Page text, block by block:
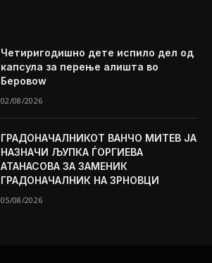
Четиригодишно дете испило дел од
капсула за перење алишта во
Беровоw
02/08/2026
ГРАДОНАЧАЛНИКОТ ВАНЧО МИТЕВ ЈА
НАЗНАЧИ ЉУПКА ЃОРГИЕВА
АТАНАСОВА ЗА ЗАМЕНИК
ГРАДОНАЧАЛНИК НА ЗРНОВЦИ
05/08/2026